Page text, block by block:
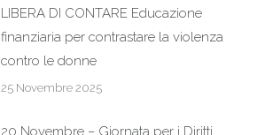
LIBERA DI CONTARE Educazione
finanziaria per contrastare la violenza
contro le donne
25 Novembre 2025
20 Novembre – Giornata per i Diritti